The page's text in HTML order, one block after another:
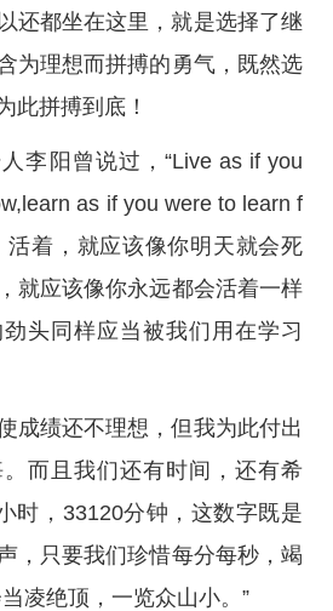
还都坐在这里，就是选择了继
为理想而拼搏的勇气，既然选
此拼搏到底！
李阳曾说过，“Live as if you
as if you were to learn f
活着，就应该像你明天就会死
就应该像你永远都会活着一样
头同样应当被我们用在学习
成绩还不理想，但我为此付出
而且我们还有时间，还有希
时，33120分钟，这数字既是
，只要我们珍惜每分每秒，竭
凌绝顶，一览众山小。”